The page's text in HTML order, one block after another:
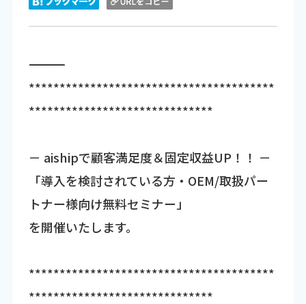
―――――――――――――――――――――――――――――――――――
****************************************
******************************
－ aishipで顧客満足度＆固定収益UP！！ －
「導入を検討されている方・OEM/取扱パー
トナー様向け無料セミナー」
を開催いたします。
****************************************
******************************